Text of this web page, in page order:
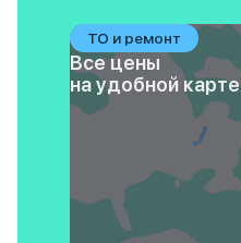
ТО и ремонт
Все цены
на удобной карте